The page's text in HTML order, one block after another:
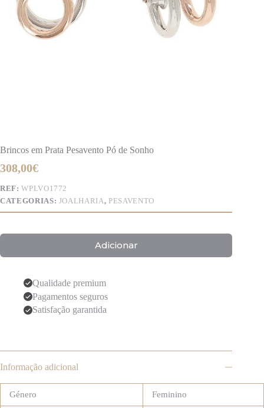
Brincos em Prata Pesavento Pó de Sonho
308,00€
REF:WPLVO1772
CATEGORIAS: JOALHARIA, PESAVENTO
Adicionar
Qualidade premium
Pagamentos seguros
Satisfação garantida
Informação adicional
Género Feminino